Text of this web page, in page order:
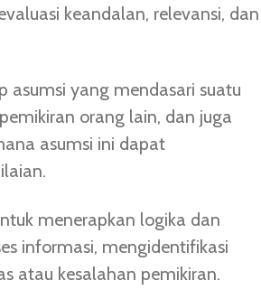
keandalan, relevansi, dan
asumsi yang mendasari suatu
orang lain, dan juga
asumsi ini dapat
menerapkan logika dan
informasi, mengidentifikasi
atau kesalahan pemikiran.